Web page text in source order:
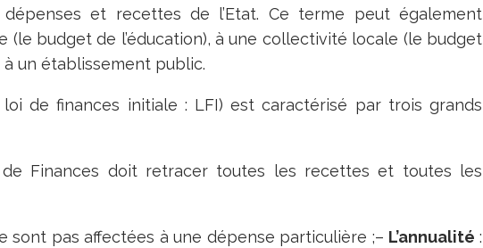
et recettes de l’Etat. Ce terme peut également
(le budget de l’éducation), à une collectivité locale (le budget
un établissement public.
de finances initiale : LFI) est caractérisé par trois grands
Finances doit retracer toutes les recettes et toutes les
sont pas affectées à une dépense particulière ;– L’annualité: